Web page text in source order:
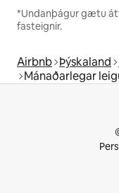
*Undanþágur gætu
fasteignir.
Airbnb Þýskaland
Mánaðarlegar